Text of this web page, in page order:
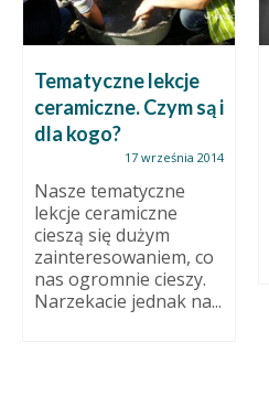
Tematyczne lekcje
ceramiczne. Czym są i
dla kogo?
17 września 2014
Nasze tematyczne
lekcje ceramiczne
cieszą się dużym
zainteresowaniem, co
nas ogromnie cieszy.
Narzekacie jednak na...